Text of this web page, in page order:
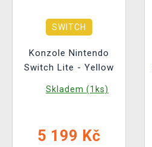
SWITCH
Konzole Nintendo
Switch Lite - Yellow
Skladem (1ks)
5 199 Kč